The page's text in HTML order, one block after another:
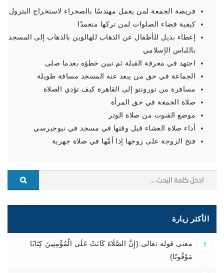
فريضة الجمعة لمن يعمل مهندسًا بالصحراء لاستخراج البترول
كيفية قضاء الصلوات لمن تركها متعمدًا
إعطاء بديل للأطفال عن الذهاب للهالوين بالذهاب إلى المسجد
باللباس الإسلامي
اجتهد في معرفة القبلة ثم تبين خطؤه بعدما صلى
الجماعة في حق من يبعد عنه المسجد مسافة طويلة
مسافرة من تورونتو إلى القاهرة كيف تؤدي الصلاة
صلاة الجمعة في حق المرأة
موضع القنوت من صلاة الوتر
أداء صلاة العشاء قبل وقتها في مسجد في نيوجيرسي
فتح الزوجة على زوجها إذا أمَّها في صلاة جهرية
الأكثر زيارة
معنى قوله تعالى:{إِنَّ الصَّلَاةَ كَانَتْ عَلَى الْمُؤْمِنِينَ كِتَابًا
مَوْقُوتًا}